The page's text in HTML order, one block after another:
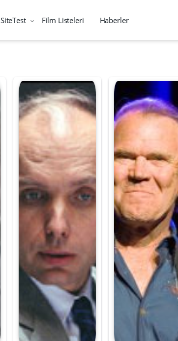
SiteTest Film Listeleri Haberler